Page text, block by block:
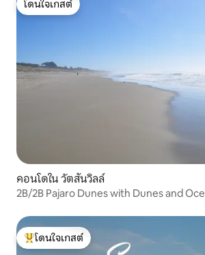
โดนใจเกสต์
โดนใจเกสต์
คอนโดใน วัตสันวิลล์
2B/2B Pajaro Dunes with Dunes and
โดนใจเกสต์ที่สุด
โดนใจเกสต์